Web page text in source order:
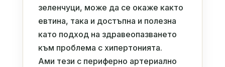
зеленчуци, може да се окаже както
евтина, така и достъпна и полезна
като подход на здравеопазването
към проблема с хипертонията.
Ами тези с периферно артериално